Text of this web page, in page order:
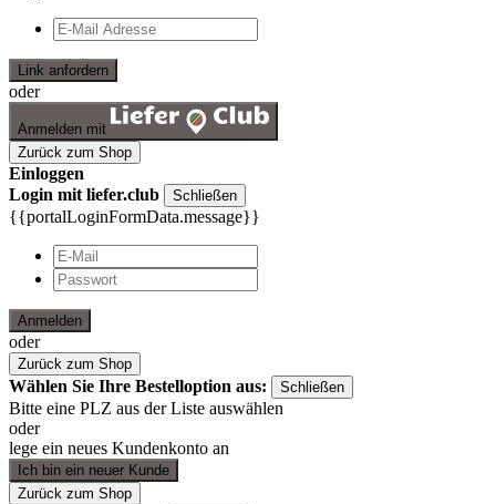
Link anfordern
oder
Anmelden mit
Zurück zum Shop
Einloggen
Login mit liefer.club
Schließen
{{portalLoginFormData.message}}
Anmelden
oder
Zurück zum Shop
Wählen Sie Ihre Bestelloption aus: Schließen
Bitte eine PLZ aus der Liste auswählen
oder
lege ein neues Kundenkonto an
Ich bin ein neuer Kunde
Zurück zum Shop